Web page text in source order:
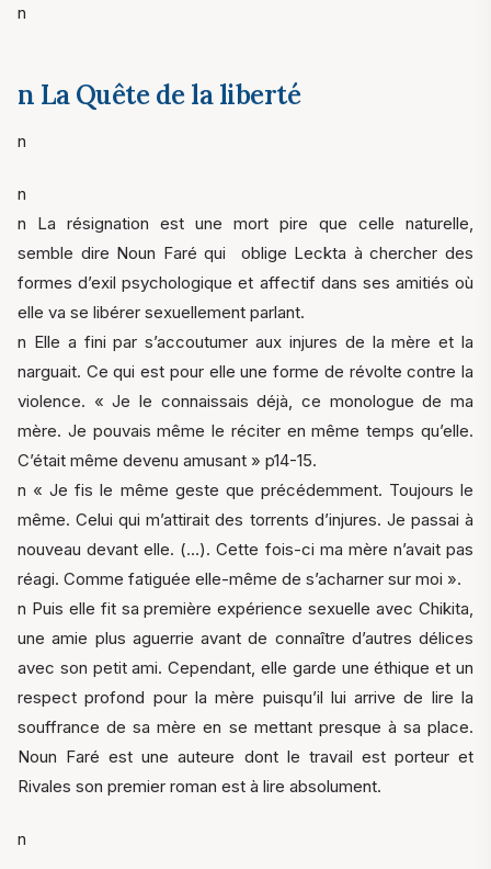
n
n La Quête de la liberté
n
n
n La résignation est une mort pire que celle naturelle,
semble dire Noun Faré qui oblige Leckta à chercher des
formes d’exil psychologique et affectif dans ses amitiés où
elle va se libérer sexuellement parlant.
n Elle a fini par s’accoutumer aux injures de la mère et la
narguait. Ce qui est pour elle une forme de révolte contre la
violence. « Je le connaissais déjà, ce monologue de ma
mère. Je pouvais même le réciter en même temps qu’elle.
C’était même devenu amusant » p14-15.
n « Je fis le même geste que précédemment. Toujours le
même. Celui qui m’attirait des torrents d’injures. Je passai à
nouveau devant elle. (…). Cette fois-ci ma mère n’avait pas
réagi. Comme fatiguée elle-même de s’acharner sur moi ».
n Puis elle fit sa première expérience sexuelle avec Chikita,
une amie plus aguerrie avant de connaître d’autres délices
avec son petit ami. Cependant, elle garde une éthique et un
respect profond pour la mère puisqu’il lui arrive de lire la
souffrance de sa mère en se mettant presque à sa place.
Noun Faré est une auteure dont le travail est porteur et
Rivales son premier roman est à lire absolument.
n